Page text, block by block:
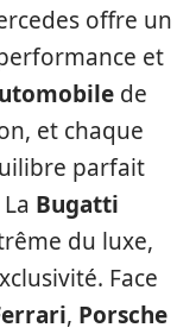
offre un
et
de
et chaque
parfait
Bugatti
du luxe,
Face
, Porsche